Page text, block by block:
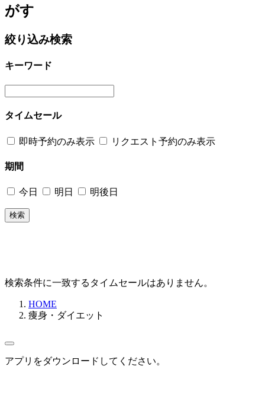
がす
絞り込み検索
キーワード
タイムセール
即時予約のみ表示 リクエスト予約のみ表示
期間
今日 明日 明後日
検索
検索条件に一致するタイムセールはありません。
HOME
痩身・ダイエット
アプリをダウンロードしてください。